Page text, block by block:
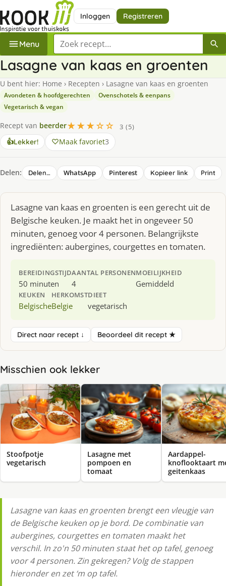
Inloggen Registreren
Menu Zoek een recept
Lasagne van kaas en groenten
U bent hier: Home › Recepten › Lasagne van kaas en groenten
Avondeten & hoofdgerechten
Ovenschotels & eenpans
Vegetarisch & vegan
Recept van beerder★★★☆☆
3 (5)
👍Lekker! Maak favoriet3
Delen: Delen… WhatsApp Pinterest Kopieer link Print
Lasagne van kaas en groenten is een gerecht uit de
Belgische keuken. Je maakt het in ongeveer 50
minuten, genoeg voor 4 personen. Belangrijkste
ingrediënten: aubergines, courgettes en tomaten.
BEREIDINGSTIJD
50 minuten
AANTAL PERSONEN
4
MOEILIJKHEID
Gemiddeld
KEUKEN
Belgische
HERKOMST
Belgie
DIEET
vegetarisch
Direct naar recept ↓ Beoordeel dit recept ★
Misschien ook lekker
Stoofpotje
vegetarisch
Lasagne met
pompoen en
tomaat
Aardappel-
knoflooktaart
geitenkaas
Lasagne van kaas en groenten brengt een vleugje van
de Belgische keuken op je bord. De combinatie van
aubergines, courgettes en tomaten maakt het
verschil. In zo'n 50 minuten staat het op tafel, genoeg
voor 4 personen. Zin gekregen? Volg de stappen
hieronder en zet ‘m op tafel.